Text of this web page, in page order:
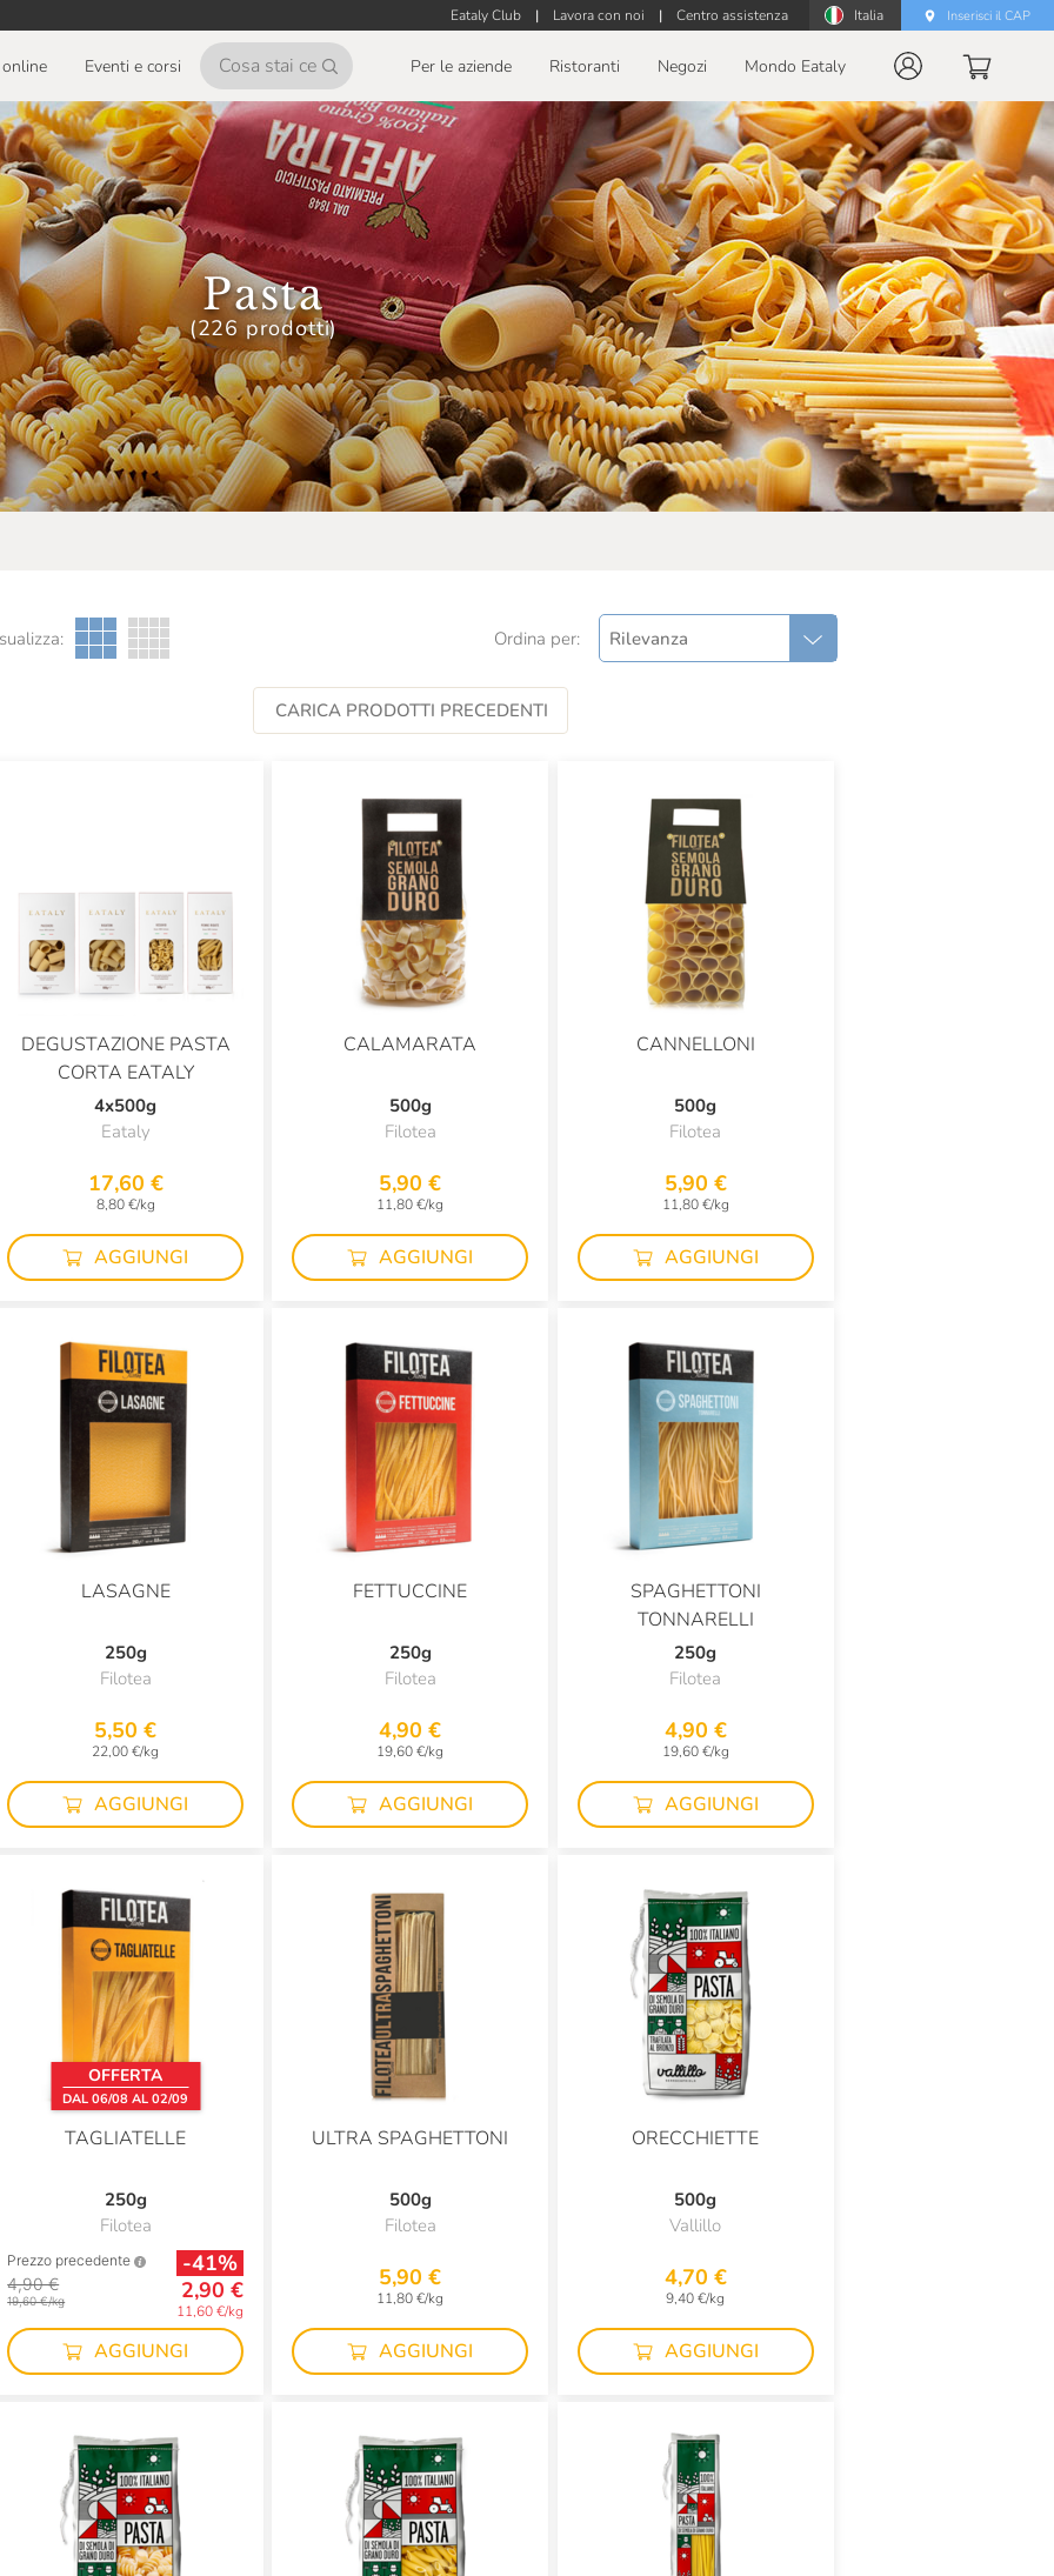
Eataly Club | Lavora con noi | Centro assistenza Italia Inserisci il CAP
Eventi e corsi Per le aziende Ristoranti Negozi Mondo Eataly
Pasta
(226 prodotti)
Ordina per: Rilevanza
CARICA PRODOTTI PRECEDENTI
DEGUSTAZIONE PASTA
CORTA EATALY
4x500g
Eataly
17,60 €
8,80 €/kg
AGGIUNGI
CALAMARATA
500g
Filotea
5,90 €
11,80 €/kg
AGGIUNGI
CANNELLONI
500g
Filotea
5,90 €
11,80 €/kg
AGGIUNGI
LASAGNE
250g
Filotea
5,50 €
22,00 €/kg
AGGIUNGI
FETTUCCINE
250g
Filotea
4,90 €
19,60 €/kg
AGGIUNGI
SPAGHETTONI
TONNARELLI
250g
Filotea
4,90 €
19,60 €/kg
AGGIUNGI
OFFERTA
DAL 06/08 AL 02/09
TAGLIATELLE
250g
Filotea
Prezzo precedente
4,90 €
19,60 €/kg
-41%
2,90 €
11,60 €/kg
AGGIUNGI
ULTRA SPAGHETTONI
500g
Filotea
5,90 €
11,80 €/kg
AGGIUNGI
ORECCHIETTE
500g
Vallillo
4,70 €
9,40 €/kg
AGGIUNGI